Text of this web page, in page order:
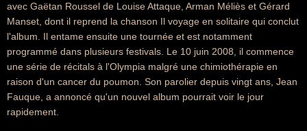
avec Gaëtan Roussel de Louise Attaque, Arman Méliès et Gérard
Manset, dont il reprend la chanson Il voyage en solitaire qui conclut
l'album. Il entame ensuite une tournée et est notamment
programmé dans plusieurs festivals. Le 10 juin 2008, il commence
une série de récitals à l'Olympia malgré une chimiothérapie en
raison d'un cancer du poumon. Son parolier depuis vingt ans, Jean
Fauque, a annoncé qu'un nouvel album pourrait voir le jour
rapidement.